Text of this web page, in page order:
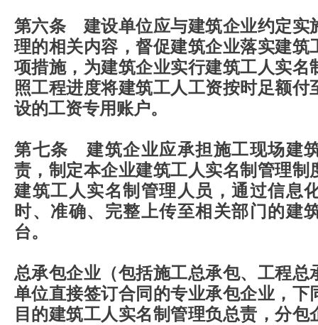
第六条 建设单位应与建筑企业约定实
理的相关内容，督促建筑企业落实建筑
项措施，为建筑企业实行建筑工人实名
照工程进度将建筑工人工资按时足额付
设的工资专用账户。
第七条 建筑企业应承担施工现场建
责，制定本企业建筑工人实名制管理制
建筑工人实名制管理人员，通过信息
时、准确、完整上传至相关部门的建
台。
总承包企业（包括施工总承包、工程总
单位直接签订合同的专业承包企业，下
目的建筑工人实名制管理负总责，分包